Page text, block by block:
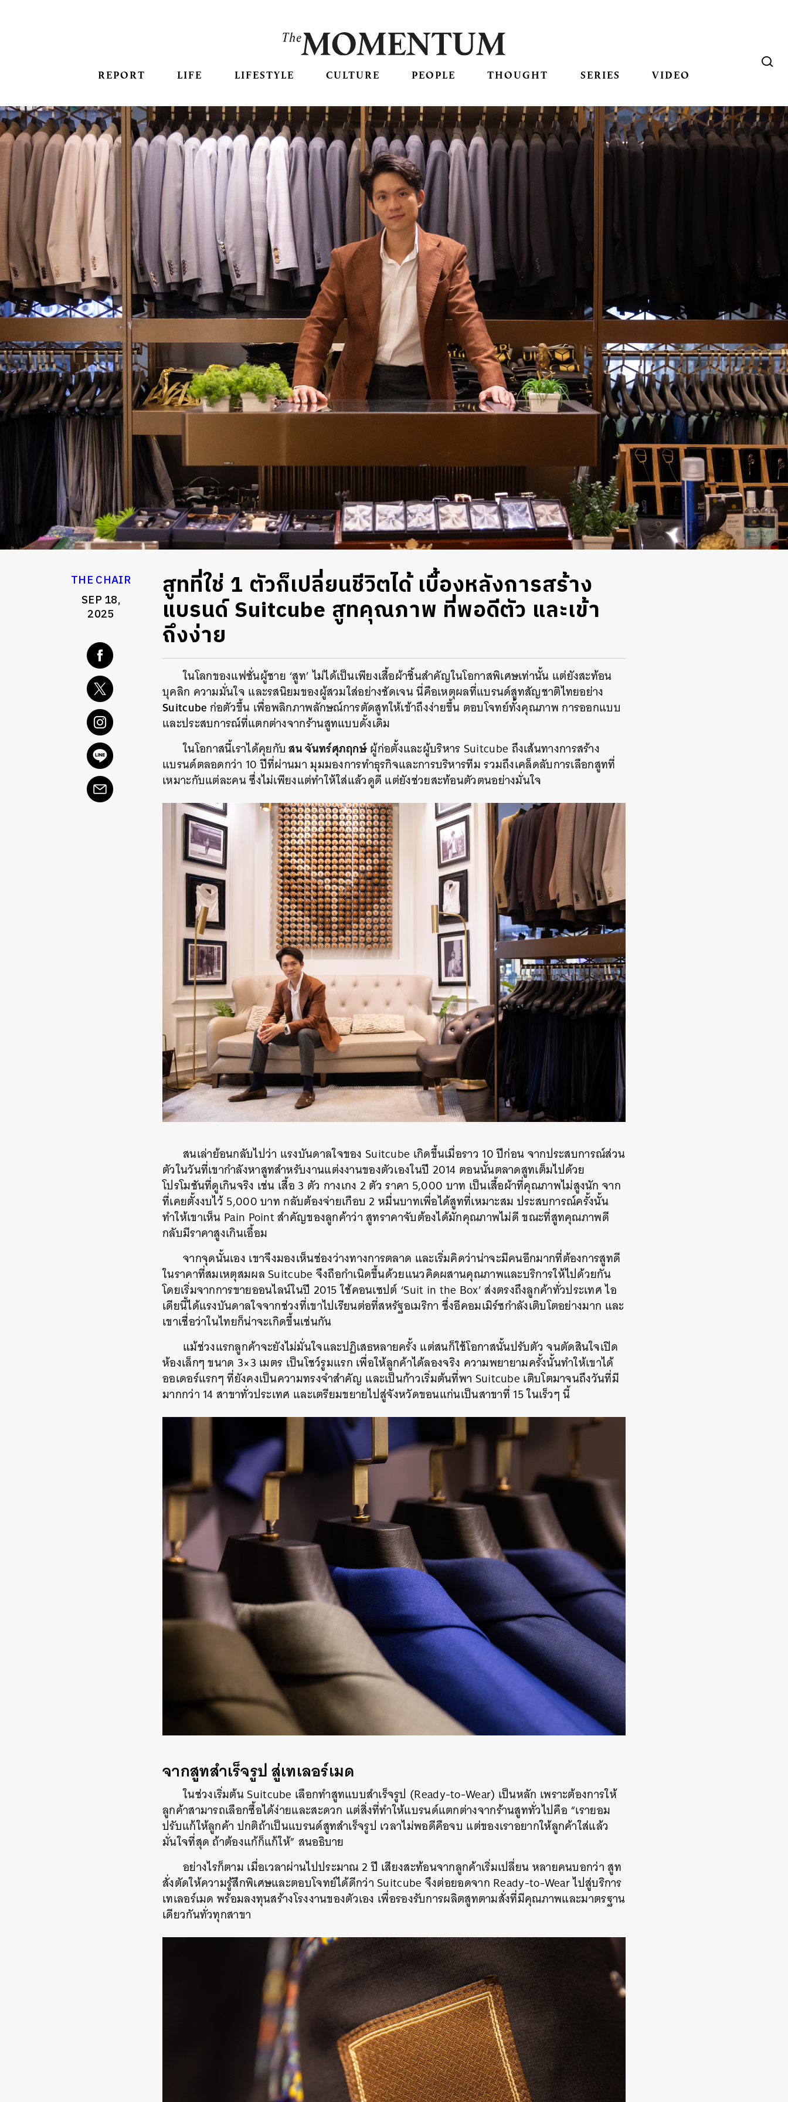
REPORT LIFE LIFESTYLE CULTURE PEOPLE THOUGHT SERIES VIDEO
THE CHAIR
SEP 18,
2025
สูทที่ใช่ 1 ตัวก็เปลี่ยนชีวิตได้ เบื้องหลังการสร้าง
แบรนด์ Suitcube สูทคุณภาพ ที่พอดีตัว และเข้า
ถึงง่าย
ในโลกของแฟชั่นผู้ชาย ‘สูท’ ไม่ได้เป็นเพียงเสื้อผ้าชิ้นสำคัญในโอกาสพิเศษเท่านั้น แต่ยังสะท้อน
บุคลิก ความมั่นใจ และรสนิยมของผู้สวมใส่อย่างชัดเจน นี่คือเหตุผลที่แบรนด์สูทสัญชาติไทยอย่าง
Suitcubeก่อตัวขึ้น เพื่อพลิกภาพลักษณ์การตัดสูทให้เข้าถึงง่ายขึ้น ตอบโจทย์ทั้งคุณภาพ การออกแบบ
และประสบการณ์ที่แตกต่างจากร้านสูทแบบดั้งเดิม
ในโอกาสนี้เราได้คุยกับสน จันทร์ศุภฤกษ์ผู้ก่อตั้งและผู้บริหาร Suitcube ถึงเส้นทางการสร้าง
แบรนด์ตลอดกว่า 10 ปีที่ผ่านมา มุมมองการทำธุรกิจและการบริหารทีม รวมถึงเคล็ดลับการเลือกสูทที่
เหมาะกับแต่ละคน ซึ่งไม่เพียงแต่ทำให้ใส่แล้วดูดี แต่ยังช่วยสะท้อนตัวตนอย่างมั่นใจ
สนเล่าย้อนกลับไปว่า แรงบันดาลใจของ Suitcube เกิดขึ้นเมื่อราว 10 ปีก่อน จากประสบการณ์ส่วน
ตัวในวันที่เขากำลังหาสูทสำหรับงานแต่งงานของตัวเองในปี 2014 ตอนนั้นตลาดสูทเต็มไปด้วย
โปรโมชันที่ดูเกินจริง เช่น เสื้อ 3 ตัว กางเกง 2 ตัว ราคา 5,000 บาท เป็นเสื้อผ้าที่คุณภาพไม่สูงนัก จาก
ที่เคยตั้งงบไว้ 5,000 บาท กลับต้องจ่ายเกือบ 2 หมื่นบาทเพื่อได้สูทที่เหมาะสม ประสบการณ์ครั้งนั้น
ทำให้เขาเห็น Pain Point สำคัญของลูกค้าว่า สูทราคาจับต้องได้มักคุณภาพไม่ดี ขณะที่สูทคุณภาพดี
กลับมีราคาสูงเกินเอื้อม
จากจุดนั้นเอง เขาจึงมองเห็นช่องว่างทางการตลาด และเริ่มคิดว่าน่าจะมีคนอีกมากที่ต้องการสูทดี
ในราคาที่สมเหตุสมผล Suitcube จึงถือกำเนิดขึ้นด้วยแนวคิดผสานคุณภาพและบริการให้ไปด้วยกัน
โดยเริ่มจากการขายออนไลน์ในปี 2015 ใช้คอนเซปต์ ‘Suit in the Box’ ส่งตรงถึงลูกค้าทั่วประเทศ ไอ
เดียนี้ได้แรงบันดาลใจจากช่วงที่เขาไปเรียนต่อที่สหรัฐอเมริกา ซึ่งอีคอมเมิร์ซกำลังเติบโตอย่างมาก และ
เขาเชื่อว่าในไทยก็น่าจะเกิดขึ้นเช่นกัน
แม้ช่วงแรกลูกค้าจะยังไม่มั่นใจและปฏิเสธหลายครั้ง แต่สนก็ใช้โอกาสนั้นปรับตัว จนตัดสินใจเปิด
ห้องเล็กๆ ขนาด 3×3 เมตร เป็นโชว์รูมแรก เพื่อให้ลูกค้าได้ลองจริง ความพยายามครั้งนั้นทำให้เขาได้
ออเดอร์แรกๆ ที่ยังคงเป็นความทรงจำสำคัญ และเป็นก้าวเริ่มต้นที่พา Suitcube เติบโตมาจนถึงวันที่มี
มากกว่า 14 สาขาทั่วประเทศ และเตรียมขยายไปสู่จังหวัดขอนแก่นเป็นสาขาที่ 15 ในเร็วๆ นี้
จากสูทสำเร็จรูป สู่เทเลอร์เมด
ในช่วงเริ่มต้น Suitcube เลือกทำสูทแบบสำเร็จรูป (Ready-to-Wear) เป็นหลัก เพราะต้องการให้
ลูกค้าสามารถเลือกซื้อได้ง่ายและสะดวก แต่สิ่งที่ทำให้แบรนด์แตกต่างจากร้านสูททั่วไปคือ “เรายอม
ปรับแก้ให้ลูกค้า ปกติถ้าเป็นแบรนด์สูทสำเร็จรูป เวลาไม่พอดีคือจบ แต่ของเราอยากให้ลูกค้าใส่แล้ว
มั่นใจที่สุด ถ้าต้องแก้ก็แก้ให้” สนอธิบาย
อย่างไรก็ตาม เมื่อเวลาผ่านไปประมาณ 2 ปี เสียงสะท้อนจากลูกค้าเริ่มเปลี่ยน หลายคนบอกว่า สูท
สั่งตัดให้ความรู้สึกพิเศษและตอบโจทย์ได้ดีกว่า Suitcube จึงต่อยอดจาก Ready-to-Wear ไปสู่บริการ
เทเลอร์เมด พร้อมลงทุนสร้างโรงงานของตัวเอง เพื่อรองรับการผลิตสูทตามสั่งที่มีคุณภาพและมาตรฐาน
เดียวกันทั่วทุกสาขา
ค้นหา